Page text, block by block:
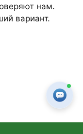
нам.
вариант.
сПолитикой